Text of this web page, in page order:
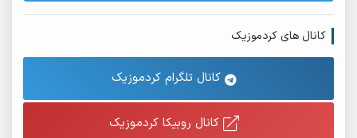
کانال های کردموزیک
کانال تلگرام کردموزیک
کانال روبیکا کردموزیک